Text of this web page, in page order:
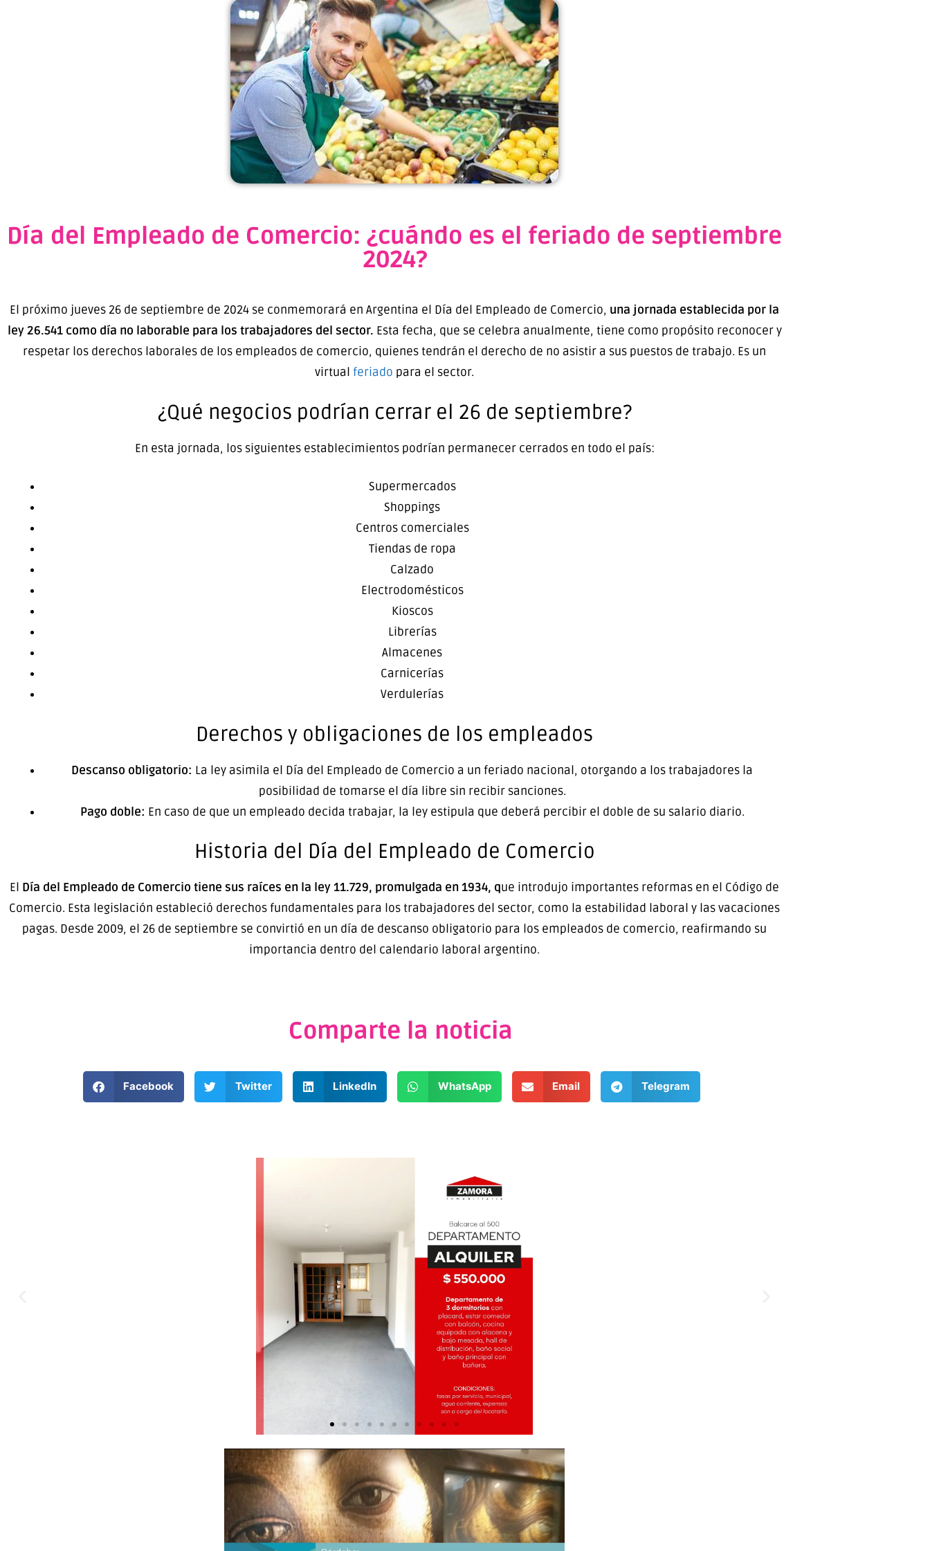
Día del Empleado de Comercio: ¿cuándo es el feriado de septiembre
2024?
El próximo jueves 26 de septiembre de 2024 se conmemorará en Argentina el Día del Empleado de Comercio, una jornada establecida por la
ley 26.541 como día no laborable para los trabajadores del sector. Esta fecha, que se celebra anualmente, tiene como propósito reconocer y
respetar los derechos laborales de los empleados de comercio, quienes tendrán el derecho de no asistir a sus puestos de trabajo. Es un
virtual feriado para el sector.
¿Qué negocios podrían cerrar el 26 de septiembre?
En esta jornada, los siguientes establecimientos podrían permanecer cerrados en todo el país:
Supermercados
Shoppings
Centros comerciales
Tiendas de ropa
Calzado
Electrodomésticos
Kioscos
Librerías
Almacenes
Carnicerías
Verdulerías
Derechos y obligaciones de los empleados
Descanso obligatorio: La ley asimila el Día del Empleado de Comercio a un feriado nacional, otorgando a los trabajadores la
posibilidad de tomarse el día libre sin recibir sanciones.
Pago doble: En caso de que un empleado decida trabajar, la ley estipula que deberá percibir el doble de su salario diario.
Historia del Día del Empleado de Comercio
El Día del Empleado de Comercio tiene sus raíces en la ley 11.729, promulgada en 1934, que introdujo importantes reformas en el Código de
Comercio. Esta legislación estableció derechos fundamentales para los trabajadores del sector, como la estabilidad laboral y las vacaciones
pagas. Desde 2009, el 26 de septiembre se convirtió en un día de descanso obligatorio para los empleados de comercio, reafirmando su
importancia dentro del calendario laboral argentino.
Comparte la noticia
Facebook Twitter LinkedIn WhatsApp Email Telegram